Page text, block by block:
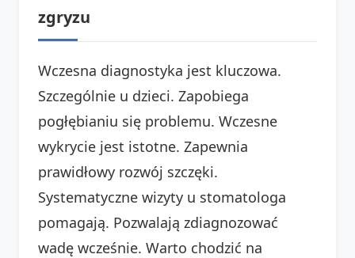
zgryzu
Wczesna diagnostyka jest kluczowa.
Szczególnie u dzieci. Zapobiega
pogłębianiu się problemu. Wczesne
wykrycie jest istotne. Zapewnia
prawidłowy rozwój szczęki.
Systematyczne wizyty u stomatologa
pomagają. Pozwalają zdiagnozować
wadę wcześnie. Warto chodzić na